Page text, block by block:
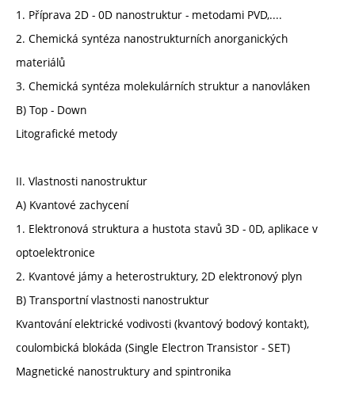
1. Příprava 2D - 0D nanostruktur - metodami PVD,....
2. Chemická syntéza nanostrukturních anorganických
materiálů
3. Chemická syntéza molekulárních struktur a nanovláken
B) Top - Down
Litografické metody
II. Vlastnosti nanostruktur
A) Kvantové zachycení
1. Elektronová struktura a hustota stavů 3D - 0D, aplikace v
optoelektronice
2. Kvantové jámy a heterostruktury, 2D elektronový plyn
B) Transportní vlastnosti nanostruktur
Kvantování elektrické vodivosti (kvantový bodový kontakt),
coulombická blokáda (Single Electron Transistor - SET)
Magnetické nanostruktury and spintronika